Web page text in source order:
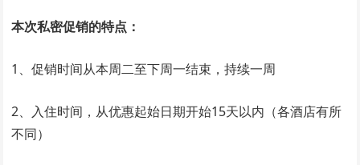
本次私密促销的特点：
1、促销时间从本周二至下周一结束，持续一周
2、入住时间，从优惠起始日期开始15天以内（各酒店有所
不同）